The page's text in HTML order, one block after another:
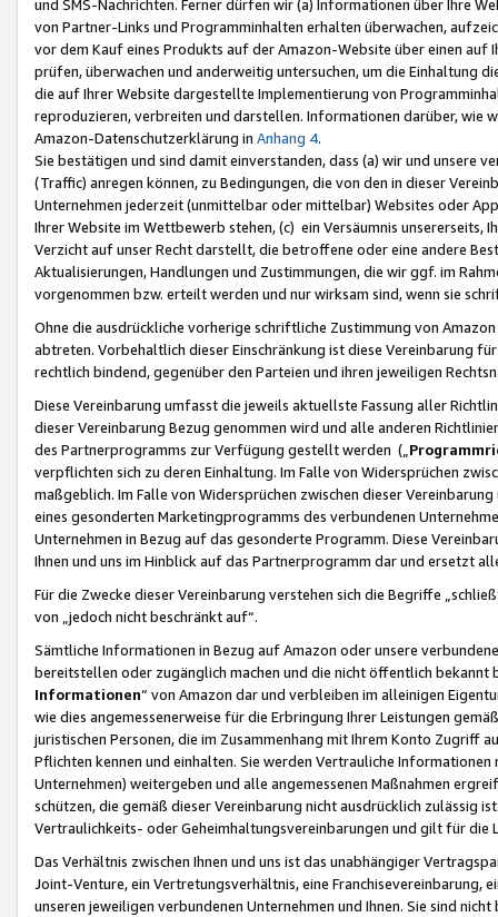
und SMS-Nachrichten. Ferner dürfen wir (a) Informationen über Ihre
von Partner-Links und Programminhalten erhalten überwachen,
vor dem Kauf eines Produkts auf der Amazon-Website über einen
prüfen, überwachen und anderweitig untersuchen, um die Einhaltung
die auf Ihrer Website dargestellte Implementierung von
reproduzieren, verbreiten und darstellen. Informationen darüber, wie
Amazon-Datenschutzerklärung in Anhang 4.
Sie bestätigen und sind damit einverstanden, dass (a) wir und
(Traffic) anregen können, zu Bedingungen, die von den in dieser
Unternehmen jederzeit (unmittelbar oder mittelbar) Websites oder
Ihrer Website im Wettbewerb stehen, (c) ein Versäumnis unsererseits,
Verzicht auf unser Recht darstellt, die betroffene oder eine andere
Aktualisierungen, Handlungen und Zustimmungen, die wir ggf. im
vorgenommen bzw. erteilt werden und nur wirksam sind, wenn sie
Ohne die ausdrückliche vorherige schriftliche Zustimmung von
abtreten. Vorbehaltlich dieser Einschränkung ist diese Vereinbarung
rechtlich bindend, gegenüber den Parteien und ihren jeweiligen
Diese Vereinbarung umfasst die jeweils aktuellste Fassung aller
dieser Vereinbarung Bezug genommen wird und alle anderen
des Partnerprogramms zur Verfügung gestellt werden („
verpflichten sich zu deren Einhaltung. Im Falle von Widersprüchen
maßgeblich. Im Falle von Widersprüchen zwischen dieser
eines gesonderten Marketingprogramms des verbundenen
Unternehmen in Bezug auf das gesonderte Programm. Diese
Ihnen und uns im Hinblick auf das Partnerprogramm dar und ersetzt
Für die Zwecke dieser Vereinbarung verstehen sich die Begriffe
von „jedoch nicht beschränkt auf“.
Sämtliche Informationen in Bezug auf Amazon oder unsere
bereitstellen oder zugänglich machen und die nicht öffentlich
Informationen“ von Amazon dar und verbleiben im alleinigen
wie dies angemessenerweise für die Erbringung Ihrer Leistungen
juristischen Personen, die im Zusammenhang mit Ihrem Konto
Pflichten kennen und einhalten. Sie werden Vertrauliche
Unternehmen) weitergeben und alle angemessenen Maßnahmen
schützen, die gemäß dieser Vereinbarung nicht ausdrücklich zulässig
Vertraulichkeits- oder Geheimhaltungsvereinbarungen und gilt für die
Das Verhältnis zwischen Ihnen und uns ist das unabhängiger
Joint-Venture, ein Vertretungsverhältnis, eine Franchisevereinbarung,
unseren jeweiligen verbundenen Unternehmen und Ihnen. Sie sind